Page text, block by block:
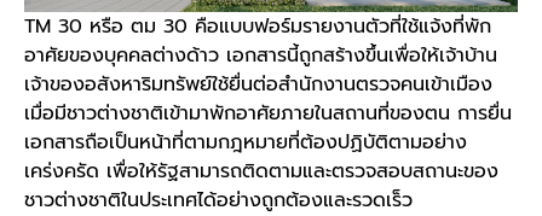
TM 30 หรือ ตม 30 คือแบบฟอร์มรายงานตัวที่ใช้แจ้งที่พัก
อาศัยของบุคคลต่างด้าว เอกสารนี้ถูกสร้างขึ้นเพื่อให้เจ้าบ้าน
เจ้าของอสังหาริมทรัพย์ใช้ยื่นต่อสำนักงานตรวจคนเข้าเมือง
เมื่อมีชาวต่างชาติเข้ามาพักอาศัยภายในสถานที่ของตน การยื่น
เอกสารถือเป็นหน้าที่ตามกฎหมายที่ต้องปฏิบัติตามอย่าง
เคร่งครัด เพื่อให้รัฐสามารถติดตามและตรวจสอบสถานะของ
ชาวต่างชาติในประเทศได้อย่างถูกต้องและรวดเร็ว